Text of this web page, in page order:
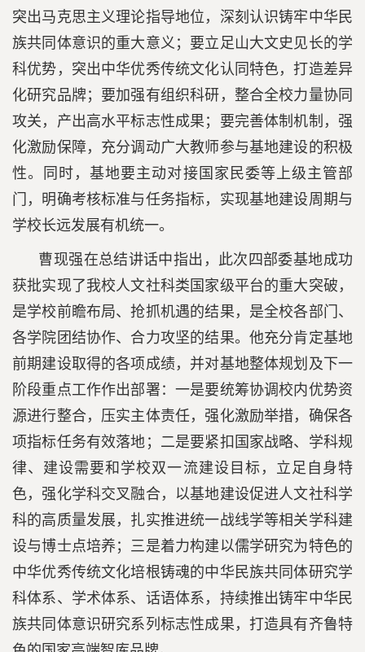
突出马克思主义理论指导地位，深刻认识铸牢中华民
族共同体意识的重大意义；要立足山大文史见长的学
科优势，突出中华优秀传统文化认同特色，打造差异
化研究品牌；要加强有组织科研，整合全校力量协同
攻关，产出高水平标志性成果；要完善体制机制，强
化激励保障，充分调动广大教师参与基地建设的积极
性。同时，基地要主动对接国家民委等上级主管部
门，明确考核标准与任务指标，实现基地建设周期与
学校长远发展有机统一。
曹现强在总结讲话中指出，此次四部委基地成功
获批实现了我校人文社科类国家级平台的重大突破，
是学校前瞻布局、抢抓机遇的结果，是全校各部门、
各学院团结协作、合力攻坚的结果。他充分肯定基地
前期建设取得的各项成绩，并对基地整体规划及下一
阶段重点工作作出部署：一是要统筹协调校内优势资
源进行整合，压实主体责任，强化激励举措，确保各
项指标任务有效落地；二是要紧扣国家战略、学科规
律、建设需要和学校双一流建设目标，立足自身特
色，强化学科交叉融合，以基地建设促进人文社科学
科的高质量发展，扎实推进统一战线学等相关学科建
设与博士点培养；三是着力构建以儒学研究为特色的
中华优秀传统文化培根铸魂的中华民族共同体研究学
科体系、学术体系、话语体系，持续推出铸牢中华民
族共同体意识研究系列标志性成果，打造具有齐鲁特